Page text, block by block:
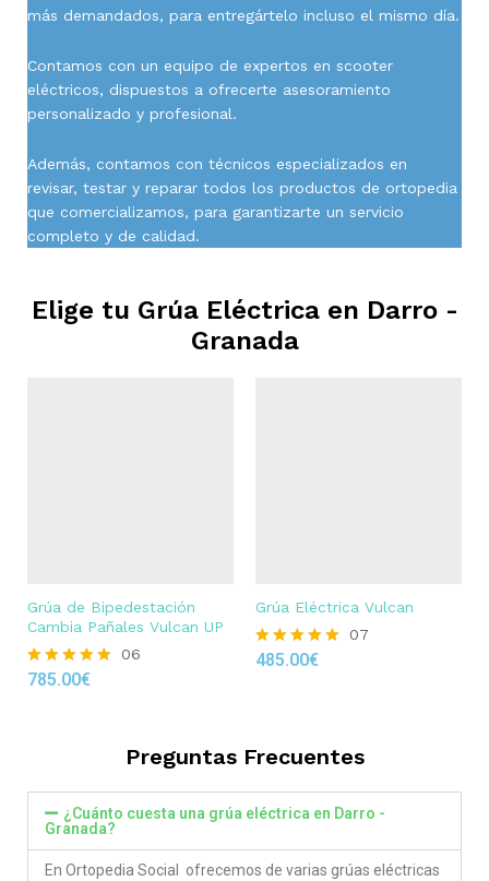
más demandados, para entregártelo incluso el mismo día.
Contamos con un equipo de expertos en scooter
eléctricos, dispuestos a ofrecerte asesoramiento
personalizado y profesional.
Además, contamos con técnicos especializados en
revisar, testar y reparar todos los productos de ortopedia
que comercializamos, para garantizarte un servicio
completo y de calidad.
Elige tu Grúa Eléctrica en Darro -
Granada
Grúa de Bipedestación
Cambia Pañales Vulcan UP
Rated
06
785.00€
Grúa Eléctrica Vulcan
Rated
07
485.00€
Preguntas Frecuentes
¿Cuánto cuesta una grúa eléctrica en Darro -
Granada?
En Ortopedia Social ofrecemos de varias grúas eléctricas